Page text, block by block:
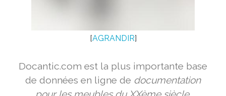
[AGRANDIR]
Docantic.com est la plus importante base
de données en ligne de documentation